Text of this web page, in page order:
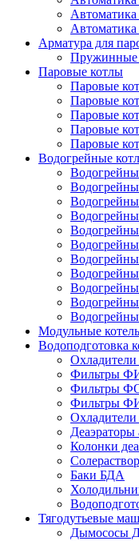
Арматура для
Пружинные
Паровые котлы
Паровые
Паровые
Паровые
Паровые
Паровые
Водогрейные
Модульные
Водоподготовка
Фильтры
Фильтры
Фильтры
Колонки
Баки БДА
Тягодутьевые
Дымососы